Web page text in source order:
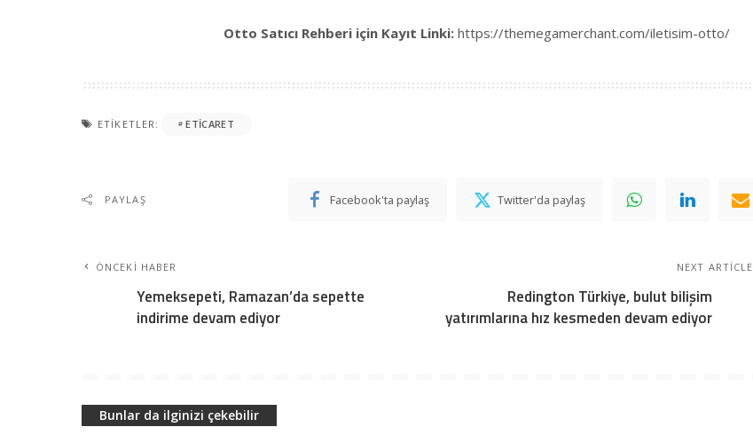
Otto Satıcı Rehberi için Kayıt Linki: https://themegamerchant.com/iletisim-otto/
ETIKETLER: ETICARET
PAYLAŞ Facebook'ta paylaş Twitter'da paylaş
ÖNCEKI HABER
Yemeksepeti, Ramazan’da sepette
indirime devam ediyor
NEXT ARTICLE
Redington Türkiye, bulut bilişim
yatırımlarına hız kesmeden devam ediyor
Bunlar da ilginizi çekebilir